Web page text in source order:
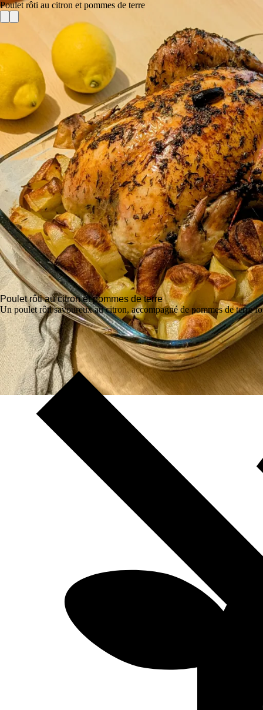
Poulet rôti au citron et pommes de terre
Poulet rôti au citron et pommes de terre
Un poulet rôti savoureux au citron, accompagné de pommes de terre